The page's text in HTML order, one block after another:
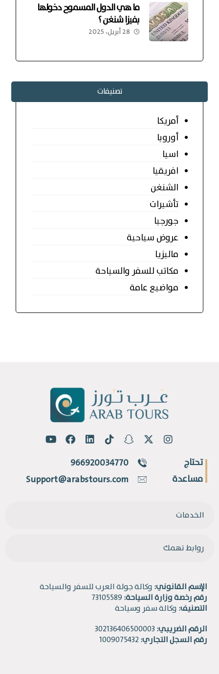
ما هي الدول المسموح دخولها
بفيزا شنغن ؟
28 أبريل، 2025
تصنيفات
أمريكا
أوروبا
اسيا
افريقيا
الشنغن
تأشيرات
جورجيا
عروض سياحية
ماليزيا
مكاتب للسفر والسياحة
مواضيع عامة
تحتاج
مساعدة
966920034770
Support@arabstours.com
الخدمات
روابط تهمك
الإسم القانوني: وكالة جولة العرب للسفر والسياحة
رقم رخصة وزارة السياحة:
التصنيف: وكالة سفر وسياحة
الرقم الضريبي:
رقم السجل التجاري: